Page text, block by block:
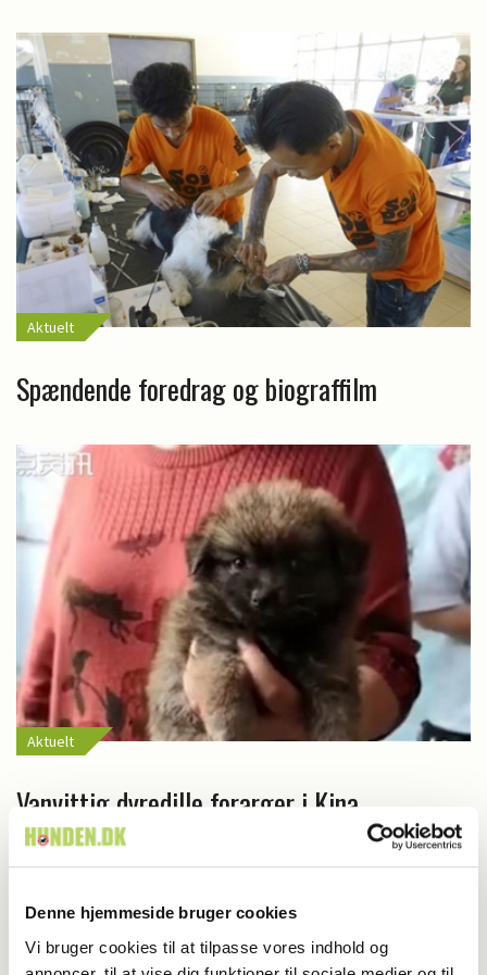
Denne hjemmeside bruger cookies
Vi bruger cookies til at tilpasse vores indhold og
Aktuelt
Spændende foredrag og biograffilm
Aktuelt
Vanvittig dyredille forarger i Kina